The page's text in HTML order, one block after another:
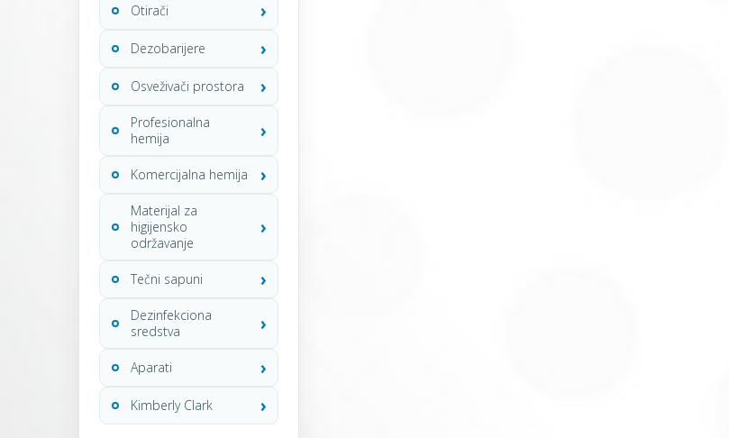
Otirači
Dezobarijere
Osveživači prostora
Profesionalna
hemija
Komercijalna hemija
Materijal za
higijensko
održavanje
Tečni sapuni
Dezinfekciona
sredstva
Aparati
Kimberly Clark